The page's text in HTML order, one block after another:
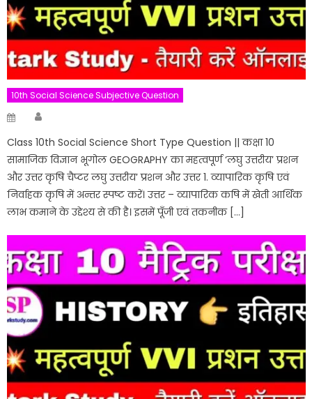
10th Social Science Subjective Question
Posted
Class 10th Social Science Short Type Question || कक्षा 10
सामाजिक विज्ञान भूगोल GEOGRAPHY का महत्वपूर्ण ‘लघु उत्तरीय’ प्रशन
और उत्तर कृषि चैप्टर लघु उत्तरीय’ प्रशन और उत्तर 1. व्यापारिक कृषि एवं
निर्वाहक कृषि में अन्तर स्पष्ट करें। उत्तर – व्यापारिक कषि में खेती आर्थिक
लाभ कमाने के उद्देश्य से की है। इसमें पूँजी एवं तकनीक […]